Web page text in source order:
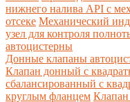
нижнего налива API с
отсеке Механический
узел для контроля
автоцистерны
Донные клапаны
Клапан донный с
сбалансированный с
круглым фланцем